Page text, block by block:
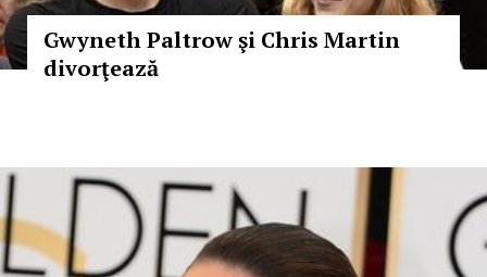
Gwyneth Paltrow şi Chris Martin
divorţează